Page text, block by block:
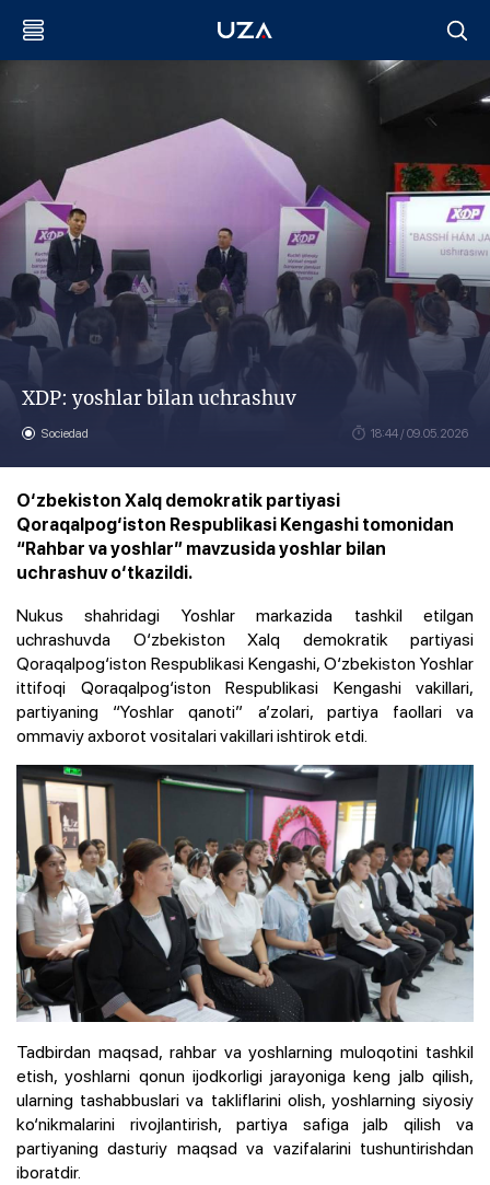
XDP: yoshlar bilan uchrashuv
Sociedad 18:44 / 09.05.2026
O‘zbekiston Xalq demokratik partiyasi
Qoraqalpog‘iston Respublikasi Kengashi tomonidan
“Rahbar va yoshlar” mavzusida yoshlar bilan
uchrashuv o‘tkazildi.
Nukus shahridagi Yoshlar markazida tashkil etilgan
uchrashuvda O‘zbekiston Xalq demokratik partiyasi
Qoraqalpog‘iston Respublikasi Kengashi, O‘zbekiston Yoshlar
ittifoqi Qoraqalpog‘iston Respublikasi Kengashi vakillari,
partiyaning “Yoshlar qanoti” a’zolari, partiya faollari va
ommaviy axborot vositalari vakillari ishtirok etdi.
Tadbirdan maqsad, rahbar va yoshlarning muloqotini tashkil
etish, yoshlarni qonun ijodkorligi jarayoniga keng jalb qilish,
ularning tashabbuslari va takliflarini olish, yoshlarning siyosiy
ko‘nikmalarini rivojlantirish, partiya safiga jalb qilish va
partiyaning dasturiy maqsad va vazifalarini tushuntirishdan
iboratdir.